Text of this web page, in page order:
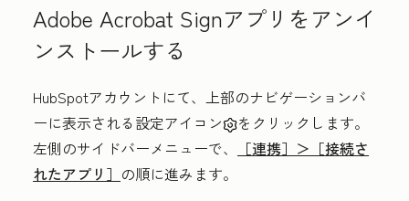
Adobe Acrobat Signアプリをアンイ
ンストールする
HubSpotアカウントにて、上部のナビゲーションバ
ーに表示される設定アイコン
をクリックします。
左側のサイドバーメニューで、
［連携］＞［接続さ
れたアプリ］ の順に進みます。